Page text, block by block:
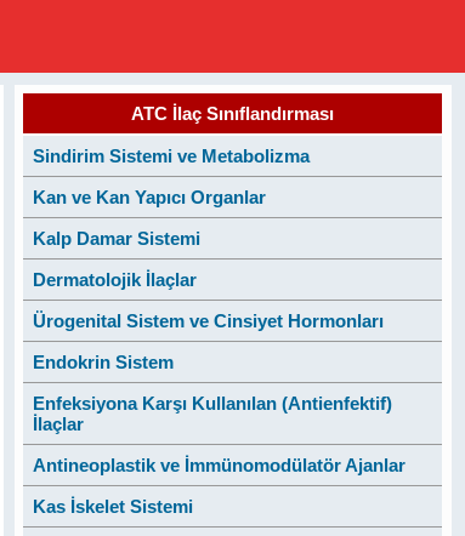
ATC İlaç Sınıflandırması
Sindirim Sistemi ve Metabolizma
Kan ve Kan Yapıcı Organlar
Kalp Damar Sistemi
Dermatolojik İlaçlar
Ürogenital Sistem ve Cinsiyet Hormonları
Endokrin Sistem
Enfeksiyona Karşı Kullanılan (Antienfektif)
İlaçlar
Antineoplastik ve İmmünomodülatör Ajanlar
Kas İskelet Sistemi